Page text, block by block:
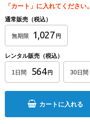
「カート」に入れてください。
通常販売（税込）
無期限 1,027 円
レンタル販売（税込）
1日間 564 円 30日間
カートに入れる